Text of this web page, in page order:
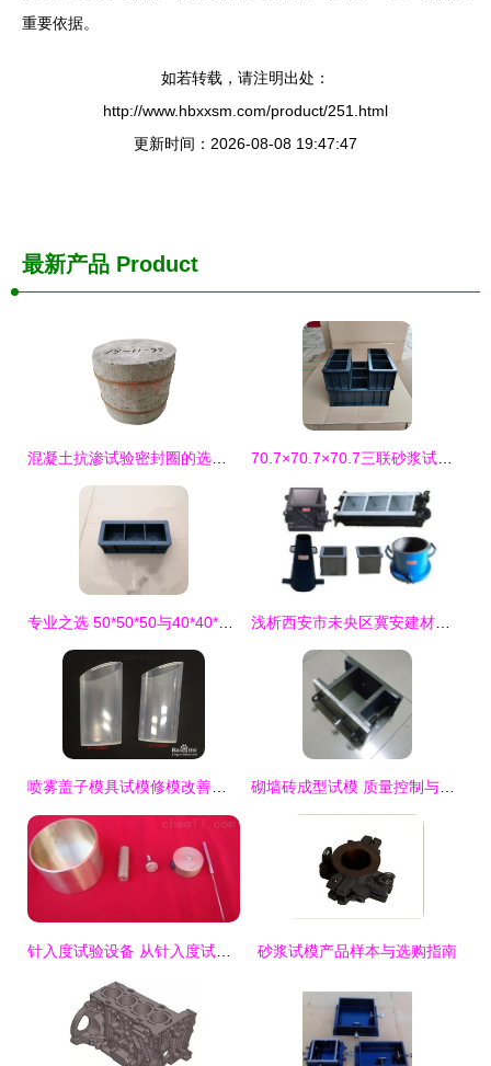
重要依据。
如若转载，请注明出处：
http://www.hbxxsm.com/product/251.html
更新时间：2026-08-08 19:47:47
最新产品 Product
砂浆试模产品样本与选购指南